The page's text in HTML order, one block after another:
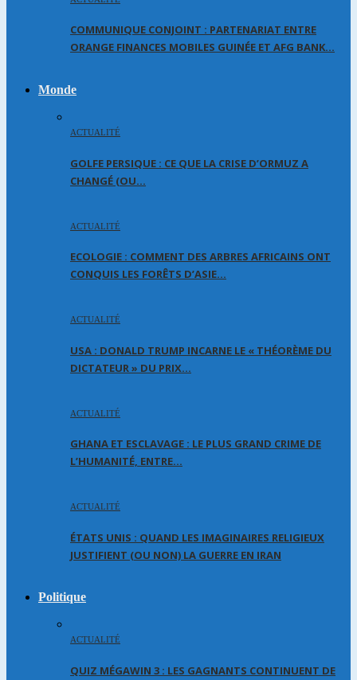
COMMUNIQUE CONJOINT : PARTENARIAT ENTRE
ORANGE FINANCES MOBILES GUINÉE ET AFG BANK…
Monde
ACTUALITÉ
GOLFE PERSIQUE : CE QUE LA CRISE D’ORMUZ A
CHANGÉ (OU…
ACTUALITÉ
ECOLOGIE : COMMENT DES ARBRES AFRICAINS ONT
CONQUIS LES FORÊTS D’ASIE…
ACTUALITÉ
USA : DONALD TRUMP INCARNE LE « THÉORÈME DU
DICTATEUR » DU PRIX…
ACTUALITÉ
GHANA ET ESCLAVAGE : LE PLUS GRAND CRIME DE
L’HUMANITÉ, ENTRE…
ACTUALITÉ
ÉTATS UNIS : QUAND LES IMAGINAIRES RELIGIEUX
JUSTIFIENT (OU NON) LA GUERRE EN IRAN
Politique
ACTUALITÉ
QUIZ MÉGAWIN 3 : LES GAGNANTS CONTINUENT DE